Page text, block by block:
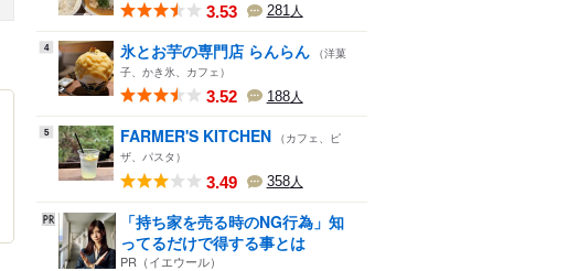
3.53 281人
4 氷とお芋の専門店 らんらん （洋菓
子、かき氷、カフェ）
3.52 188人
5 FARMER'S KITCHEN （カフェ、ピ
ザ、パスタ）
3.49 358人
「持ち家を売る時のNG行為」知
ってるだけで得する事とは
PR（イエウール）